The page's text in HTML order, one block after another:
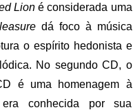
Lion é considerada uma
dá foco à música
o espírito hedonista e
No segundo CD, o
é uma homenagem à
conhecida por sua